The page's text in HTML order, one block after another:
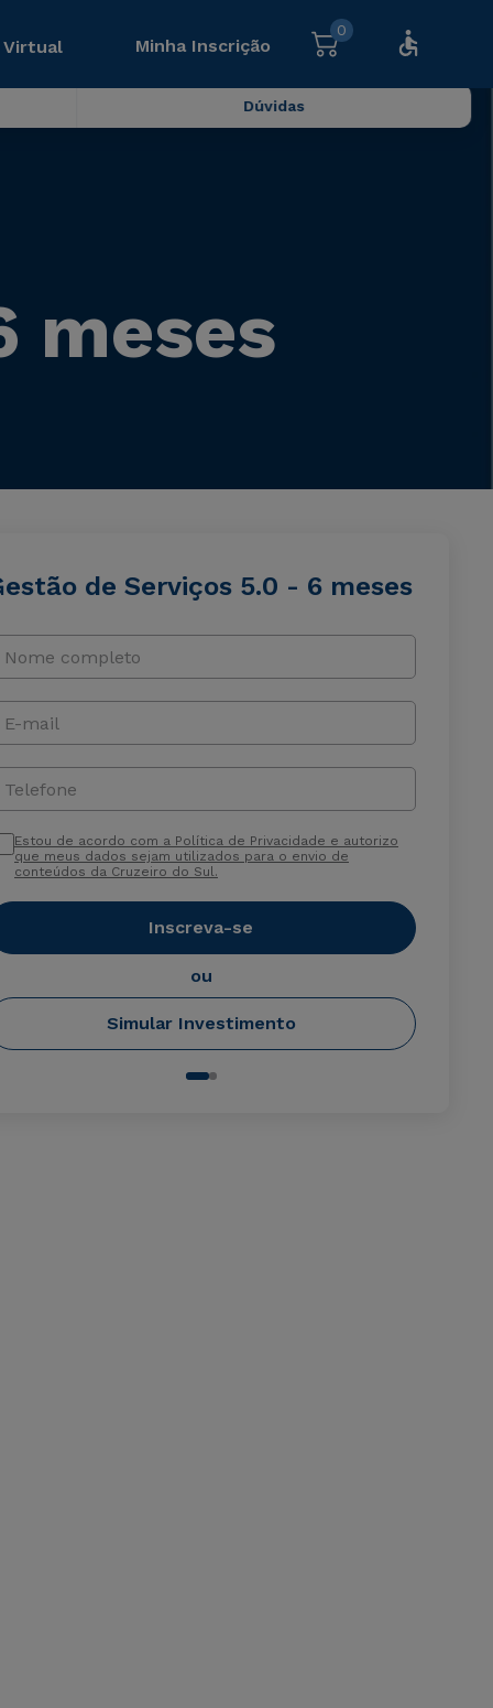
Virtual Minha Inscrição
0
Dúvidas
meses
de Serviços 5.0 - 6 meses
Nome completo
E-mail
Telefone
Estou de acordo com a Política de Privacidade e autorizo
que meus dados sejam utilizados para o envio de
conteúdos da Cruzeiro do Sul.
Inscreva-se
ou
Simular Investimento